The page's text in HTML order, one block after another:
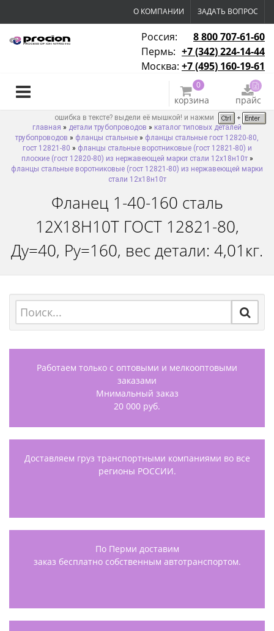
О КОМПАНИИ ЗАДАТЬ ВОПРОС
Россия:
8 800 707-61-60
Пермь: +7 (342) 224-14-44
Москва: +7 (495) 160-19-61
0
корзина прайс
ошибка в тексте? выдели её мышкой! и нажми
главная » детали трубопроводов » каталог типовых деталей
трубопроводов » фланцы стальные » фланцы стальные гост 12820-80,
гост 12821-80 » фланцы стальные воротниковые (гост 12821-80) и
плоские (гост 12820-80) из нержавеющей марки стали 12х18н10т»
фланцы стальные воротниковые (гост 12821-80) из нержавеющей марки
стали 12х18н10т
Фланец 1-40-160 сталь
12Х18Н10Т ГОСТ 12821-80,
Ду=40, Ру=160, вес детали: 4,01кг.
Работаем только с оптовыми и мелкооптовыми
заказами
Мнимальный заказ
20 000 руб.
Доставляем груз транспортными компаниями во все
регионы РОССИИ.
По Перми доставим
заказ бесплатно собственным автотранспортом.